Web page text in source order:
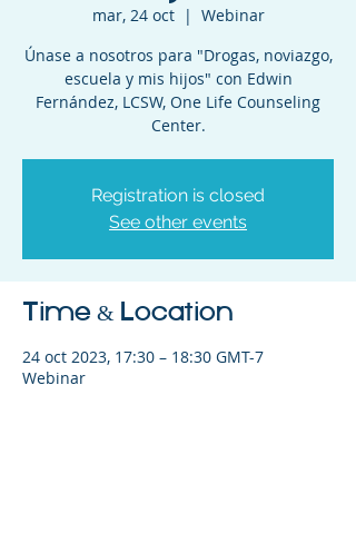
mar, 24 oct
  |
Webinar
Únase a nosotros para " Drogas, noviazgo,
escuela y mis hijos" con Edwin
Fernández, LCSW, One Life Counseling
Center.
Registration is closed
See other events
Time & Location
24 oct 2023, 17:30 – 18:30 GMT-7
Webinar